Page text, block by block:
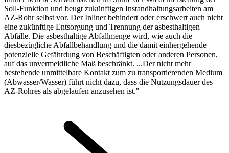
Soll-Funktion und beugt zukünftigen Instandhaltungsarbeiten am
AZ-Rohr selbst vor. Der Inliner behindert oder erschwert auch nicht
eine zukünftige Entsorgung und Trennung der asbesthaltigen
Abfälle. Die asbesthaltige Abfallmenge wird, wie auch die
diesbezügliche Abfallbehandlung und die damit einhergehende
potenzielle Gefährdung von Beschäftigten oder anderen Personen,
auf das unvermeidliche Maß beschränkt. ...Der nicht mehr
bestehende unmittelbare Kontakt zum zu transportierenden Medium
(Abwasser/Wasser) führt nicht dazu, dass die Nutzungsdauer des
AZ-Rohres als abgelaufen anzusehen ist."